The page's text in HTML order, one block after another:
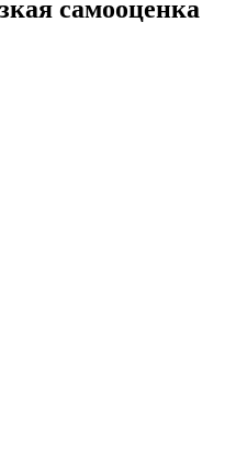
самооценка